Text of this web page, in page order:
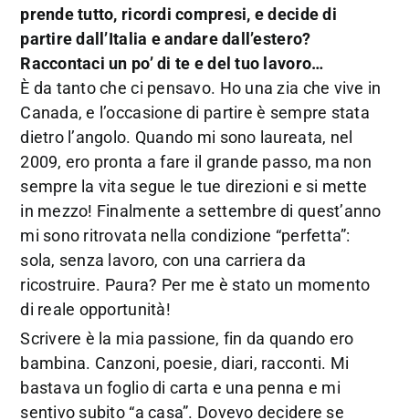
prende tutto, ricordi compresi, e decide di
partire dall’Italia e andare dall’estero?
Raccontaci un po’ di te e del tuo lavoro…
È da tanto che ci pensavo. Ho una zia che vive in
Canada, e l’occasione di partire è sempre stata
dietro l’angolo. Quando mi sono laureata, nel
2009, ero pronta a fare il grande passo, ma non
sempre la vita segue le tue direzioni e si mette
in mezzo! Finalmente a settembre di quest’anno
mi sono ritrovata nella condizione “perfetta”:
sola, senza lavoro, con una carriera da
ricostruire. Paura? Per me è stato un momento
di reale opportunità!
Scrivere è la mia passione, fin da quando ero
bambina. Canzoni, poesie, diari, racconti. Mi
bastava un foglio di carta e una penna e mi
sentivo subito “a casa”. Dovevo decidere se